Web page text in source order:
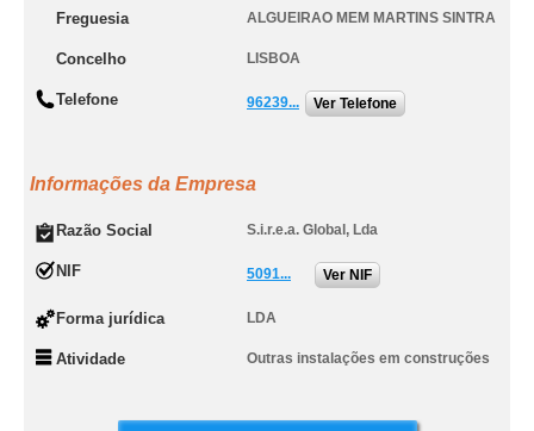
Freguesia ALGUEIRAO MEM MARTINS SINTRA
Concelho LISBOA
Telefone 96239... Ver Telefone
Informações da Empresa
Razão Social S.i.r.e.a. Global, Lda
NIF 5091... Ver NIF
Forma jurídica LDA
Atividade Outras instalações em construções